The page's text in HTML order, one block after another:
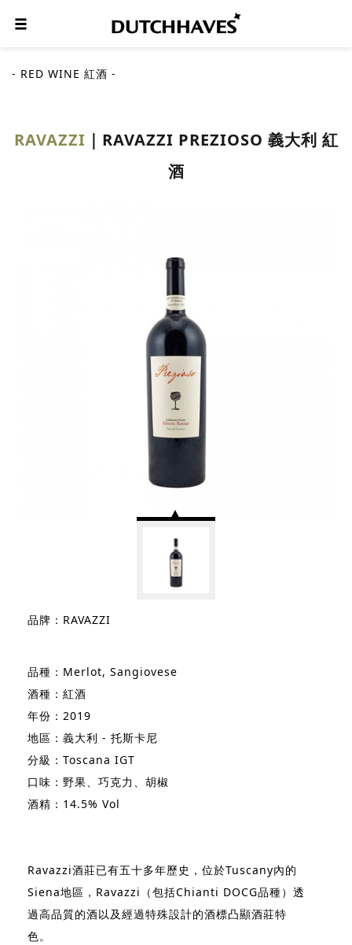
- RED WINE 紅酒 -
RAVAZZI
RAVAZZI PREZIOSO 義大利 紅
酒
品牌：RAVAZZI
品種：Merlot, Sangiovese
酒種：紅酒
年份：2019
地區：義大利 - 托斯卡尼
分級：Toscana IGT
口味：野果、巧克力、胡椒
酒精：14.5% Vol
Ravazzi酒莊已有五十多年歷史，位於Tuscany內的
Siena地區，Ravazzi（包括Chianti DOCG品種）透
過高品質的酒以及經過特殊設計的酒標凸顯酒莊特
色。